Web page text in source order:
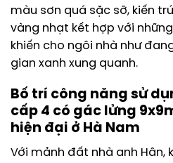
màu sơn quá sặc sỡ, kiến
vàng nhạt kết hợp với
khiến cho ngôi nhà như
gian xanh xung quanh.
Bố trí công năng sử
cấp 4 có gác lửng
hiện đại ở Hà Nam
Với mảnh đất nhà anh Hân,